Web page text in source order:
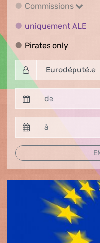
Commissions
Commissions
uniquement ALE
Pirates onlyPirates